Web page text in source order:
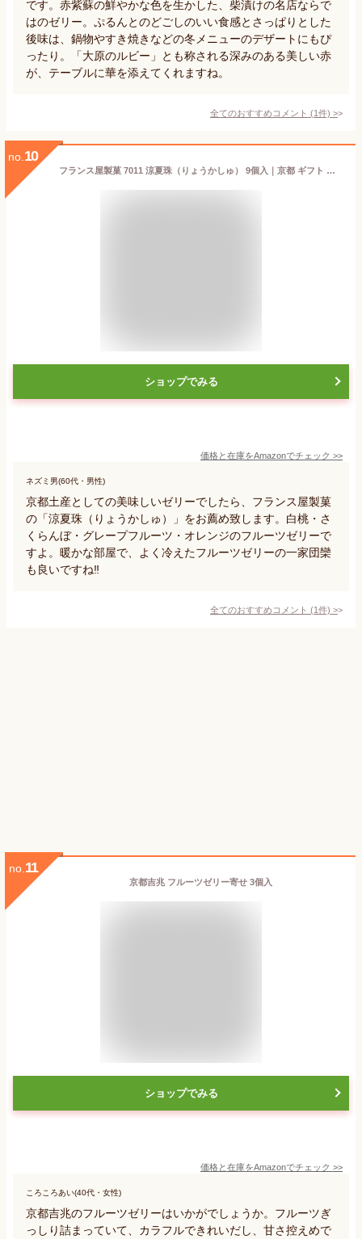
です。赤紫蘇の鮮やかな色を生かした、柴漬けの名店ならで
はのゼリー。ぷるんとのどごしのいい食感とさっぱりとした
後味は、鍋物やすき焼きなどの冬メニューのデザートにもぴ
ったり。「大原のルビー」とも称される深みのある美しい赤
が、テーブルに華を添えてくれますね。
全てのおすすめコメント (1件) >
no. 10
フランス屋製菓 7011 涼夏珠（りょうかしゅ） 9個入｜京都 ギフト プレゼント お土産 ゼリー 母の日 フルーツ お中元
ショップでみる
価格と在庫をAmazonでチェック >>
ネズミ男(60代・男性)
京都土産としての美味しいゼリーでしたら、フランス屋製菓
の「涼夏珠（りょうかしゅ）」をお薦め致します。白桃・さ
くらんぼ・グレープフルーツ・オレンジのフルーツゼリーで
すよ。暖かな部屋で、よく冷えたフルーツゼリーの一家団欒
も良いですね‼️
全てのおすすめコメント (1件) >
no. 11
京都吉兆 フルーツゼリー寄せ 3個入
ショップでみる
価格と在庫をAmazonでチェック >>
ころころあい(40代・女性)
京都吉兆のフルーツゼリーはいかがでしょうか。フルーツぎ
っしり詰まっていて、カラフルできれいだし、甘さ控えめで